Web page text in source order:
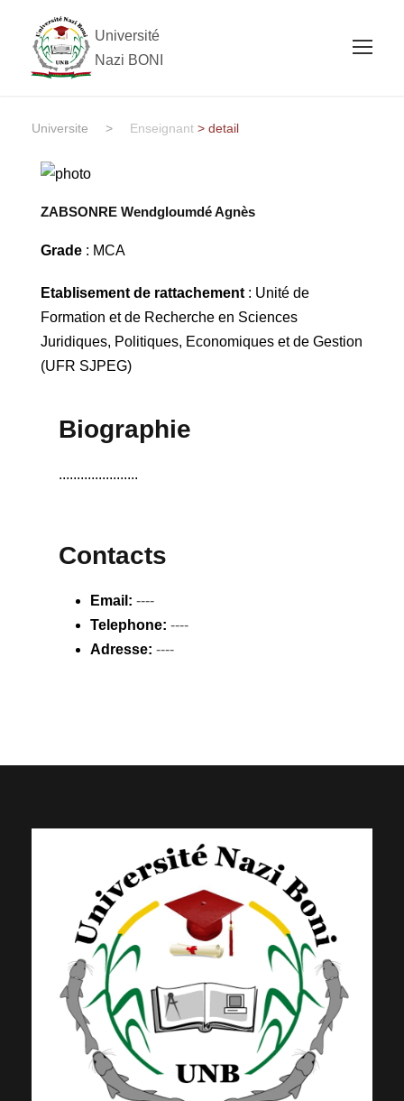
Université
Nazi BONI
Universite > Enseignant > detail
ZABSONRE Wendgloumdé Agnès
Grade: MCA
Etablisement de rattachement: Unité de
Formation et de Recherche en Sciences
Juridiques, Politiques, Economiques et de Gestion
(UFR SJPEG)
Biographie
......................
Contacts
Email: ----
Telephone: ----
Adresse: ----